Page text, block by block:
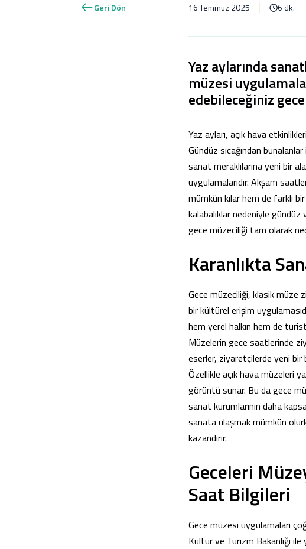
Geri Dön 16 Temmuz 2025 6 dk.
Yaz aylarında
müzesi
edebileceğiniz
Yaz ayları, açık hava
Gündüz sıcağından
sanat meraklılarına yeni bir
uygulamalarıdır. Akşam
mümkün kılar hem de farklı
kalabalıklar nedeniyle
gece müzeciliği tam olarak
Karanlıkta
Gece müzeciliği, klasik müze
bir kültürel erişim
hem yerel halkın hem de
Müzelerin gece saatlerinde
eserler, ziyaretçilerde yeni bir
Özellikle açık hava müzeleri
görüntü sunar. Bu da gece
sanat kurumlarının daha
sanata ulaşmak mümkün
kazandırır.
Geceleri
Saat Bilgileri
Gece müzesi uygulamaları
Kültür ve Turizm Bakanlığı